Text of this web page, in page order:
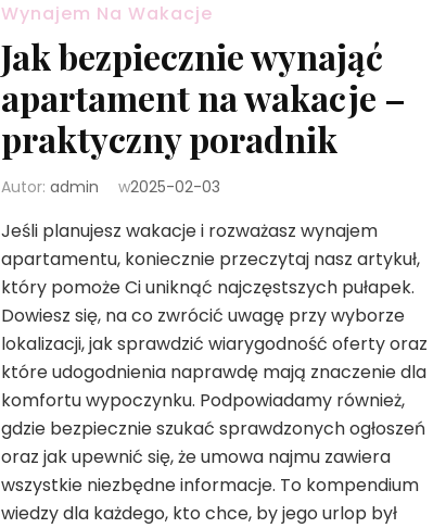
Wynajem Na Wakacje
Jak bezpiecznie wynająć
apartament na wakacje –
praktyczny poradnik
Autor: admin w2025-02-03
Jeśli planujesz wakacje i rozważasz wynajem
apartamentu, koniecznie przeczytaj nasz artykuł,
który pomoże Ci uniknąć najczęstszych pułapek.
Dowiesz się, na co zwrócić uwagę przy wyborze
lokalizacji, jak sprawdzić wiarygodność oferty oraz
które udogodnienia naprawdę mają znaczenie dla
komfortu wypoczynku. Podpowiadamy również,
gdzie bezpiecznie szukać sprawdzonych ogłoszeń
oraz jak upewnić się, że umowa najmu zawiera
wszystkie niezbędne informacje. To kompendium
wiedzy dla każdego, kto chce, by jego urlop był